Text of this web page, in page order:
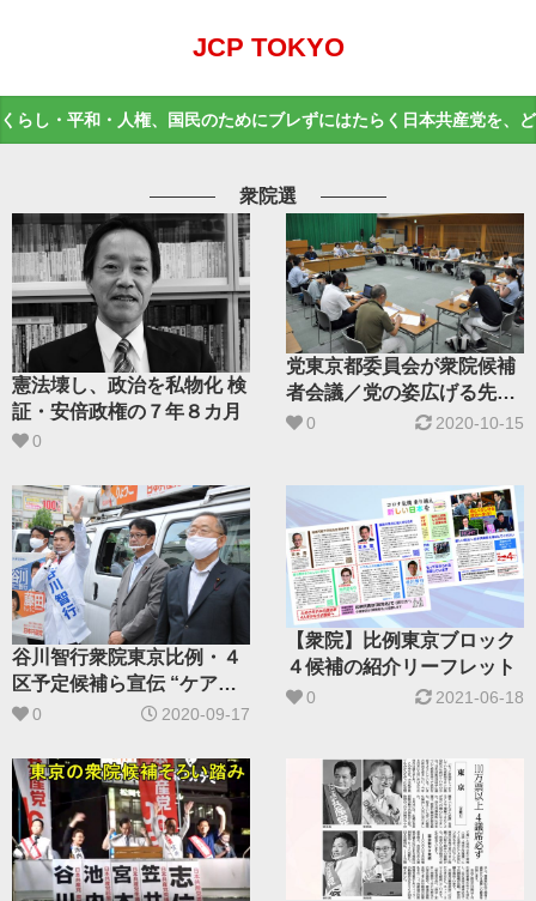
JCP TOKYO
くらし・平和・人権、国民のためにブレずにはたらく日本共産党を、
衆院選
憲法壊し、政治を私物化 検
証・安倍政権の７年８カ月
0
党東京都委員会が衆院候補
者会議／党の姿広げる先頭
に0 2020-10-15
谷川智行衆院東京比例・４
区予定候補ら宣伝 “ケアに
手厚い社会へ”／大田区蒲
0 2020-09-17
【衆院】比例東京ブロック
４候補の紹介リーフレット
0 2021-06-18